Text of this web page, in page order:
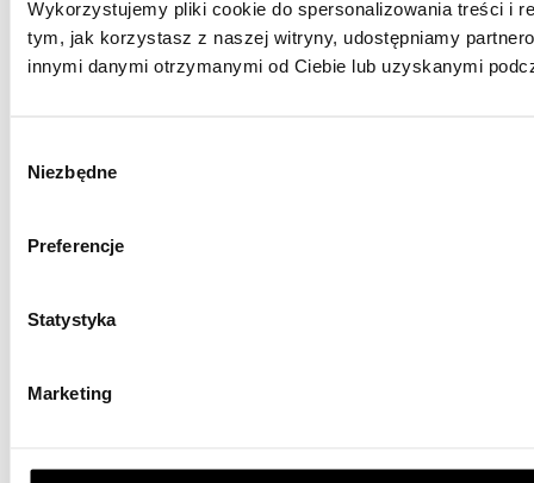
Wykorzystujemy pliki cookie do spersonalizowania treści i
tym, jak korzystasz z naszej witryny, udostępniamy
innymi danymi otrzymanymi od Ciebie lub uzyskanymi
zgody
Niezbędne
Preferencje
Statystyka
Marketing